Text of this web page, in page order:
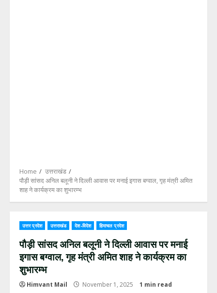
Home
उत्तराखंड
पौड़ी सांसद अनिल बलूनी ने दिल्ली आवास पर मनाई इगास बग्वाल, गृह मंत्री अमित
शाह ने कार्यक्रम का शुभारम्भ
उत्तर प्रदेश उत्तराखंड देश-विदेश हिमाचल प्रदेश
पौड़ी सांसद अनिल बलूनी ने दिल्ली आवास पर मनाई
इगास बग्वाल, गृह मंत्री अमित शाह ने कार्यक्रम का
शुभारम्भ
Himvant Mail November 1, 2025 1 min read